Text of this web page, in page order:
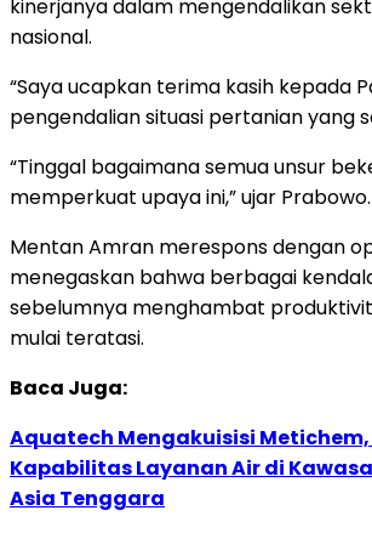
kinerjanya dalam mengendalikan
nasional.
“Saya ucapkan terima kasih kepada
pengendalian situasi pertanian yang
“Tinggal bagaimana semua unsur
memperkuat upaya ini,” ujar Prabowo.
Mentan Amran merespons dengan
menegaskan bahwa berbagai
sebelumnya menghambat
mulai teratasi.
Baca Juga:
Aquatech Mengakuisisi
Kapabilitas Layanan Air di
Asia Tenggara